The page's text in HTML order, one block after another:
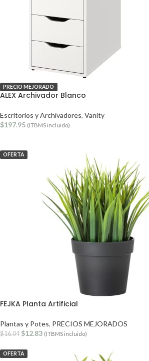
PRECIO MEJORADO
ALEX Archivador Blanco
Escritorios y Archivadores, Vanity
$197.95 (ITBMS incluido)
OFERTA
FEJKA Planta Artificial
Plantas y Potes, PRECIOS MEJORADOS
$16.04 $12.83 (ITBMS incluido)
OFERTA